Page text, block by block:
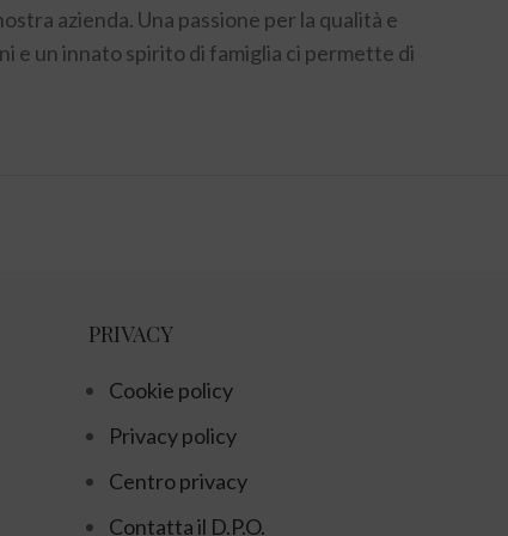
azienda. Una passione per la qualità e
e un innato spirito di famiglia ci permette di
PRIVACY
Cookie policy
Privacy policy
Centro privacy
Contatta il D.P.O.